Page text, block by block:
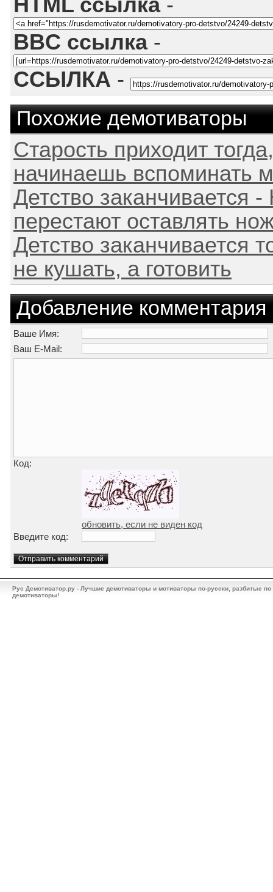
HTML ссылка-
BBC ссылка-
ССЫЛКА -
Похожие демотиваторы
Старость приходит
начинаешь вспоминать
Детство заканчивается -
перестают оставлять
Детство заканчивается
не кушать, а готовить
Добавление комментария
Ваше Имя:
Ваш E-Mail:
Код:
обновить, если не виден код
Введите код:
Рус Демотиватор.ру - Лучшие демотиваторы и мотиваторы по-русски, разбитые
демотиваторы!